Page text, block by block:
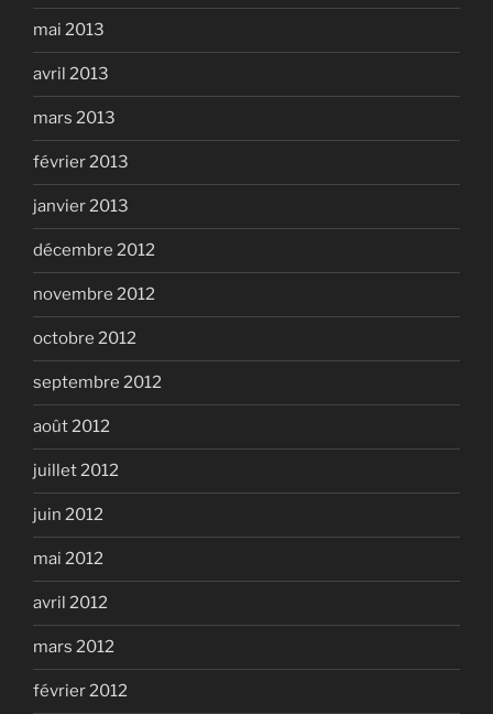
mai 2013
avril 2013
mars 2013
février 2013
janvier 2013
décembre 2012
novembre 2012
octobre 2012
septembre 2012
août 2012
juillet 2012
juin 2012
mai 2012
avril 2012
mars 2012
février 2012